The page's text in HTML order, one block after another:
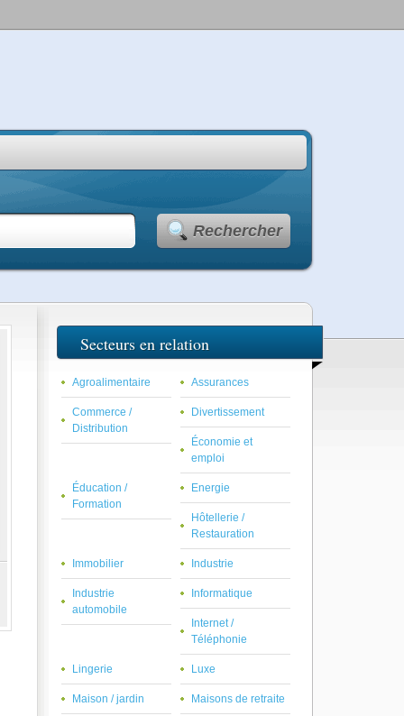
Rechercher
Secteurs en relation
Agroalimentaire Assurances
Commerce /
Distribution
Divertissement
Économie et
emploi
Éducation /
Formation
Energie
Hôtellerie /
Restauration
Immobilier Industrie
Industrie
automobile
Informatique
Internet /
Téléphonie
Lingerie Luxe
Maison / jardin Maisons de retraite